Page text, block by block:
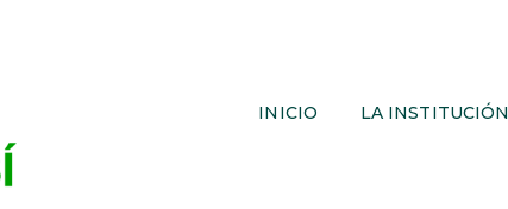
INICIO LA INSTITUCIÓN